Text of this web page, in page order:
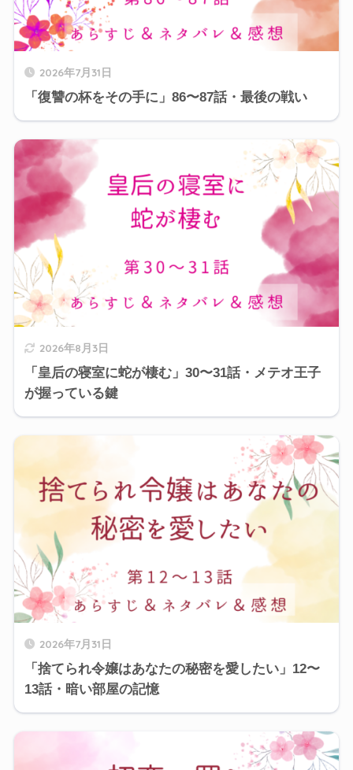
2026年7月31日
「復讐の杯をその手に」86〜87話・最後の戦い
2026年8月3日
「皇后の寝室に蛇が棲む」30〜31話・メテオ王子
が握っている鍵
2026年7月31日
「捨てられ令嬢はあなたの秘密を愛したい」12〜
13話・暗い部屋の記憶